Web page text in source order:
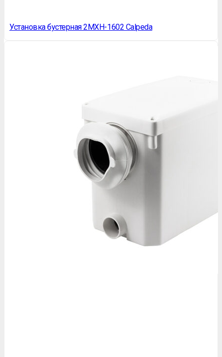
Установка бустерная 2MXH-1602 Calpeda